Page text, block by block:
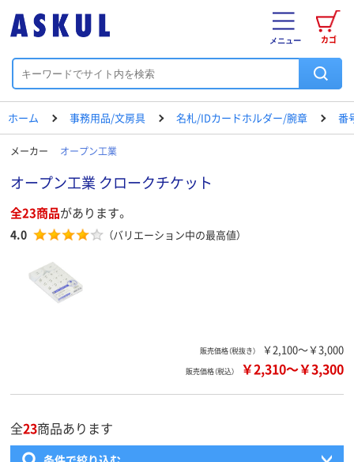
カゴ
メニュー
ホーム 事務用品/文房具 名札/IDカードホルダー/腕章 番
メーカー オープン工業
オープン工業 クロークチケット
全23商品があります。
4.0 （バリエーション中の最高値）
販売価格（税抜き） ￥2,100～￥3,000
販売価格（税込） ￥2,310～￥3,300
全23商品あります